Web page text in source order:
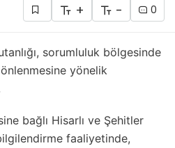
+ - 0
sorumluluk bölgesinde
önlenmesine yönelik
bağlı Hisarlı ve Şehitler
faaliyetinde,